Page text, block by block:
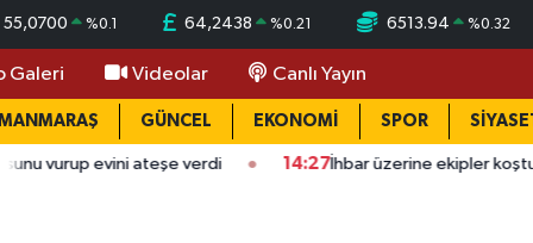
55,0700 %0.1 64,2438 %0.21 6513.94 %0.32
Galeri Videolar Canlı Yayın
GÜNCEL EKONOMİ SPOR
ateşe verdi 14:27 İhbar üzerine ekipler koştu ama